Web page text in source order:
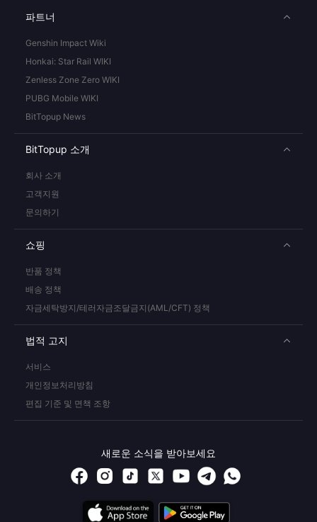
파트너
Genshin Impact Wiki
Honkai: Star Rail WIKI
Zenless Zone Zero WIKI
PUBG Mobile WIKI
BitTopup News
BitTopup 소개
회사 소개
고객지원
문의하기
쇼핑
반품 정책
배송 정책
자금세탁방지/테러자금조달금지(AML/CFT) 정책
법적 고지
서비스
개인정보처리방침
편집 기준 및 면책 조항
새로운 소식을 받아보세요